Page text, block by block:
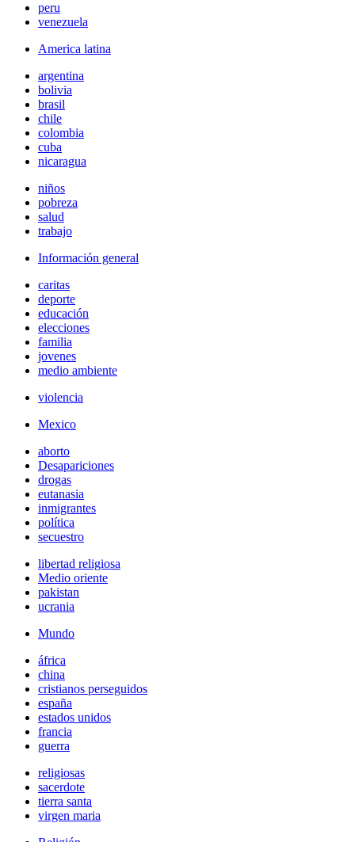
peru
venezuela
America latina
argentina
bolivia
brasil
chile
colombia
cuba
nicaragua
niños
pobreza
salud
trabajo
Información general
caritas
deporte
educación
elecciones
familia
jovenes
medio ambiente
violencia
Mexico
aborto
Desapariciones
drogas
eutanasia
inmigrantes
política
secuestro
libertad religiosa
Medio oriente
pakistan
ucrania
Mundo
áfrica
china
cristianos perseguidos
españa
estados unidos
francia
guerra
religiosas
sacerdote
tierra santa
virgen maria